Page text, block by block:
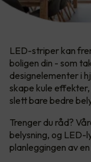
LED-striper kan
boligen din - som
designelementer i
skape kule
slett bare bedre
Trenger du råd?
belysning, og LED-
planleggingen av